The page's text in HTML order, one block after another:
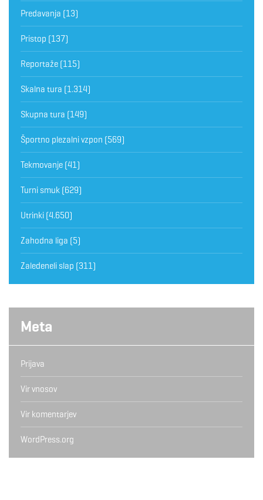
Predavanja (13)
Pristop (137)
Reportaže (115)
Skalna tura (1.314)
Skupna tura (149)
Športno plezalni vzpon (569)
Tekmovanje (41)
Turni smuk (629)
Utrinki (4.650)
Zahodna liga (5)
Zaledeneli slap (311)
Meta
Prijava
Vir vnosov
Vir komentarjev
WordPress.org